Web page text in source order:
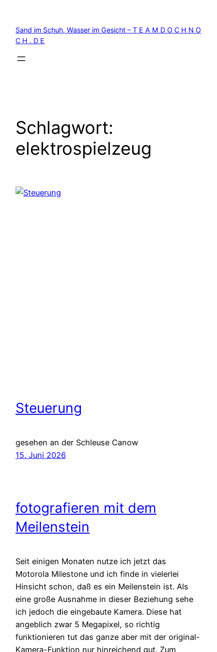
springen
Sand im Schuh, Wasser im Gesicht – T E A M D O C H N O
C H . D E
Schlagwort:
elektrospielzeug
Steuerung
gesehen an der Schleuse Canow
15. Juni 2026
fotografieren mit dem
Meilenstein
Seit einigen Monaten nutze ich jetzt das
Motorola Milestone und ich finde in vielerlei
Hinsicht schon, daß es ein Meilenstein ist. Als
eine große Ausnahme in dieser Beziehung sehe
ich jedoch die eingebaute Kamera. Diese hat
angeblich zwar 5 Megapixel, so richtig
funktionieren tut das ganze aber mit der original-
Kamera-Funktion nur hinreichend gut. Zum